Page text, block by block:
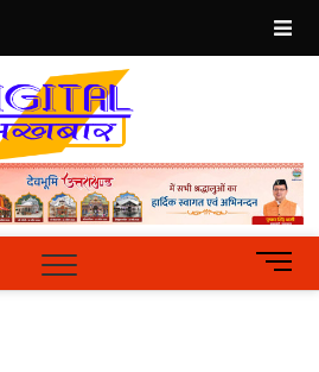
Hindi
News
PortalM
e